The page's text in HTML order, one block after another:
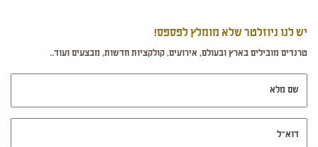
יש לנו ניוזלטר שלא מומלץ לפספס!
טרנדים מובילים בארץ ובעולם, אירועים, קולקציות חדשות, מבצעים ועוד..